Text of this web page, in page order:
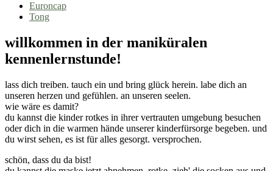
Euroncap
Tong
willkommen in der maniküralen
kennenlernstunde!
lass dich treiben. tauch ein und bring glück herein. labe dich an
unseren herzen und gefühlen. an unseren seelen.
wie wäre es damit?
du kannst die kinder rotkes in ihrer vertrauten umgebung besuchen
oder dich in die warmen hände unserer kinderfürsorge begeben. und
du wirst sehen, es ist für alles gesorgt. versprochen.
schön, dass du da bist!